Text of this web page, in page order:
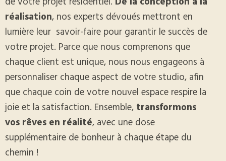
réalisation, nos experts dévoués mettront en
lumière leur savoir-faire pour garantir le succès de
votre projet. Parce que nous comprenons que
chaque client est unique, nous nous engageons à
personnaliser chaque aspect de votre studio, afin
que chaque coin de votre nouvel espace respire la
joie et la satisfaction. Ensemble, transformons
vos rêves en réalité, avec une dose
supplémentaire de bonheur à chaque étape du
chemin !